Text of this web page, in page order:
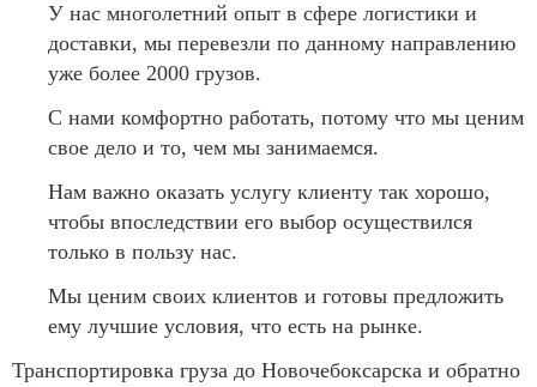
У нас многолетний опыт в сфере логистики и
доставки, мы перевезли по данному направлению
уже более 2000 грузов.
С нами комфортно работать, потому что мы ценим
свое дело и то, чем мы занимаемся.
Нам важно оказать услугу клиенту так хорошо,
чтобы впоследствии его выбор осуществился
только в пользу нас.
Мы ценим своих клиентов и готовы предложить
ему лучшие условия, что есть на рынке.
Транспортировка груза до Новочебоксарска и обратно